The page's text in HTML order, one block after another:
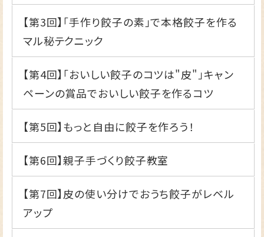
【第3回】 「手作り餃子の素」で本格餃子を作る
マル秘テクニック
【第4回】 「おいしい餃子のコツは"皮"」キャン
ペーンの賞品でおいしい餃子を作るコツ
【第5回】もっと自由に餃子を作ろう！
【第6回】親子手づくり餃子教室
【第7回】皮の使い分けでおうち餃子がレベル
アップ